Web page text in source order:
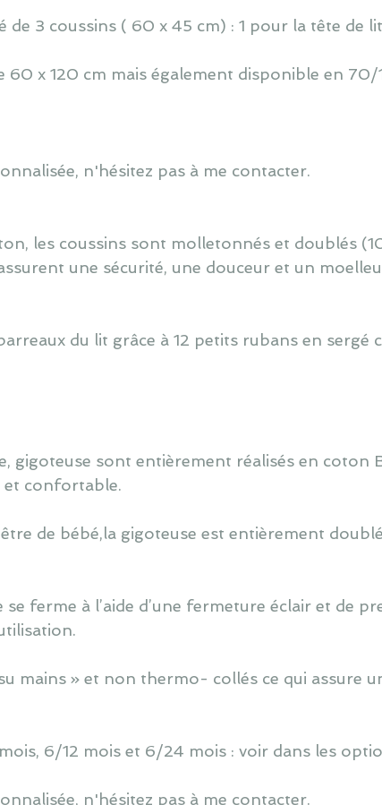
de 3 coussins ( 60 x 45 cm) : 1 pour la tête de
60 x 120 cm mais également disponible en
n'hésitez pas à me contacter.
les coussins sont molletonnés et doublés
une sécurité, une douceur et un
du lit grâce à 12 petits rubans en sergé
gigoteuse sont entièrement réalisés en coton
et confortable.
de bébé,la gigoteuse est entièrement
ferme à l’aide d’une fermeture éclair et de
mains » et non thermo- collés ce qui assure
6/12 mois et 6/24 mois : voir dans les
n'hésitez pas à me contacter.